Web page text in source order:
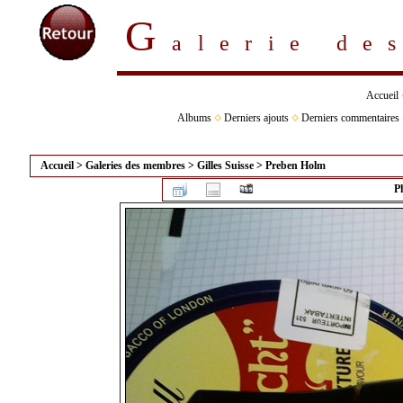
Galerie
Accueil
Albums
Derniers ajouts Derniers commentaires
Accueil > Galeries des membres > Gilles Suisse > Preben Holm